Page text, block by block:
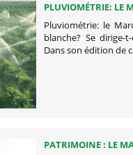
PLUVIOMÉTRIE: LE
AGRICOLE BLANCHE?
Pluviométrie: le
blanche? Se dirige-
Dans son édition de
PATRIMOINE : LE